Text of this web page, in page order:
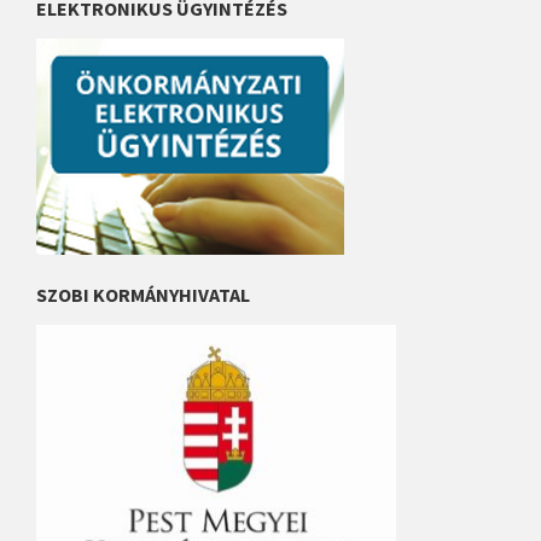
ELEKTRONIKUS ÜGYINTÉZÉS
SZOBI KORMÁNYHIVATAL